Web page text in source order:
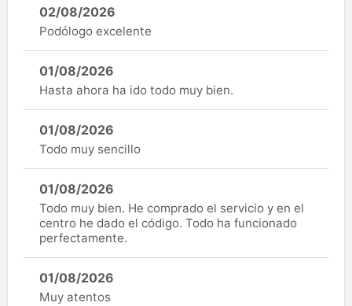
02/08/2026
Podólogo excelente
01/08/2026
Hasta ahora ha ido todo muy bien.
01/08/2026
Todo muy sencillo
01/08/2026
Todo muy bien. He comprado el servicio y en el
centro he dado el código. Todo ha funcionado
perfectamente.
01/08/2026
Muy atentos